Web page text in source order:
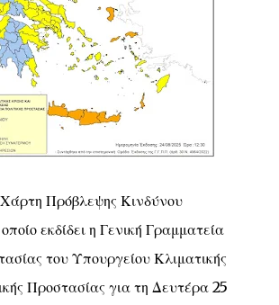
Πρόβλεψης Κινδύνου
εκδίδει η Γενική Γραμματεία
του Υπουργείου Κλιματικής
Προστασίας για τη Δευτέρα 25